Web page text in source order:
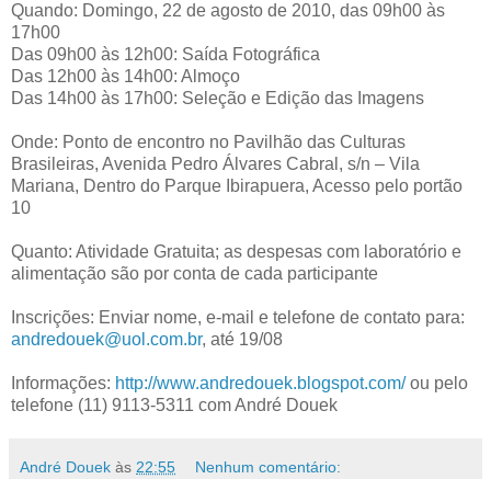
Quando: Domingo, 22 de agosto de 2010, das 09h00 às
17h00
Das 09h00 às 12h00: Saída Fotográfica
Das 12h00 às 14h00: Almoço
Das 14h00 às 17h00: Seleção e Edição das Imagens
Onde: Ponto de encontro no Pavilhão das Culturas
Brasileiras, Avenida Pedro Álvares Cabral, s/n – Vila
Mariana, Dentro do Parque Ibirapuera, Acesso pelo portão
10
Quanto: Atividade Gratuita; as despesas com laboratório e
alimentação são por conta de cada participante
Inscrições: Enviar nome, e-mail e telefone de contato para:
andredouek@uol.com.br, até 19/08
Informações: http://www.andredouek.blogspot.com/ou pelo
telefone (11) 9113-5311 com André Douek
André Douek às 22:55 Nenhum comentário: